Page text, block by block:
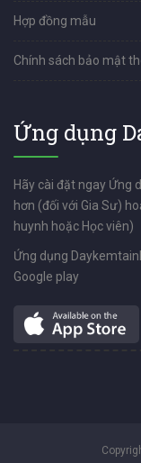
Hợp đồng mẫu
Chính sách bảo mật
Ứng dụng
Hãy cài đặt ngay Ứng
hơn (đối với Gia Sư)
huynh hoặc Học viên)
Ứng dụng
Google play